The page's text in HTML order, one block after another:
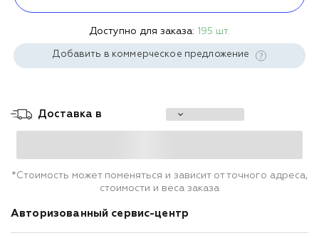
Доступно для заказа: 195 шт.
Добавить в коммерческое предложение
Доставка в
*Стоимость может поменяться и зависит от точного адреса,
стоимости и веса заказа
Авторизованный сервис-центр